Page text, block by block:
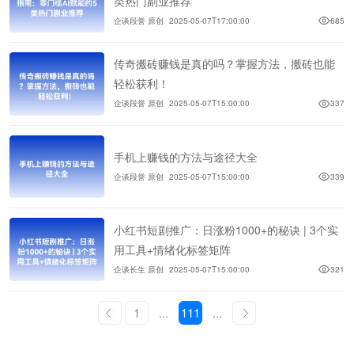
企谈段誉 原创 2025-05-07T17:00:00 685
传奇搬砖赚钱是真的吗？掌握方法，搬砖也能
轻松获利！
企谈段誉 原创 2025-05-07T15:00:00 337
手机上赚钱的方法与途径大全
企谈段誉 原创 2025-05-07T15:00:00 339
小红书短剧推广：日涨粉1000+的秘诀 | 3个实
用工具+情绪化标签矩阵
企谈长生 原创 2025-05-07T15:00:00 321
1 ... 111 ...